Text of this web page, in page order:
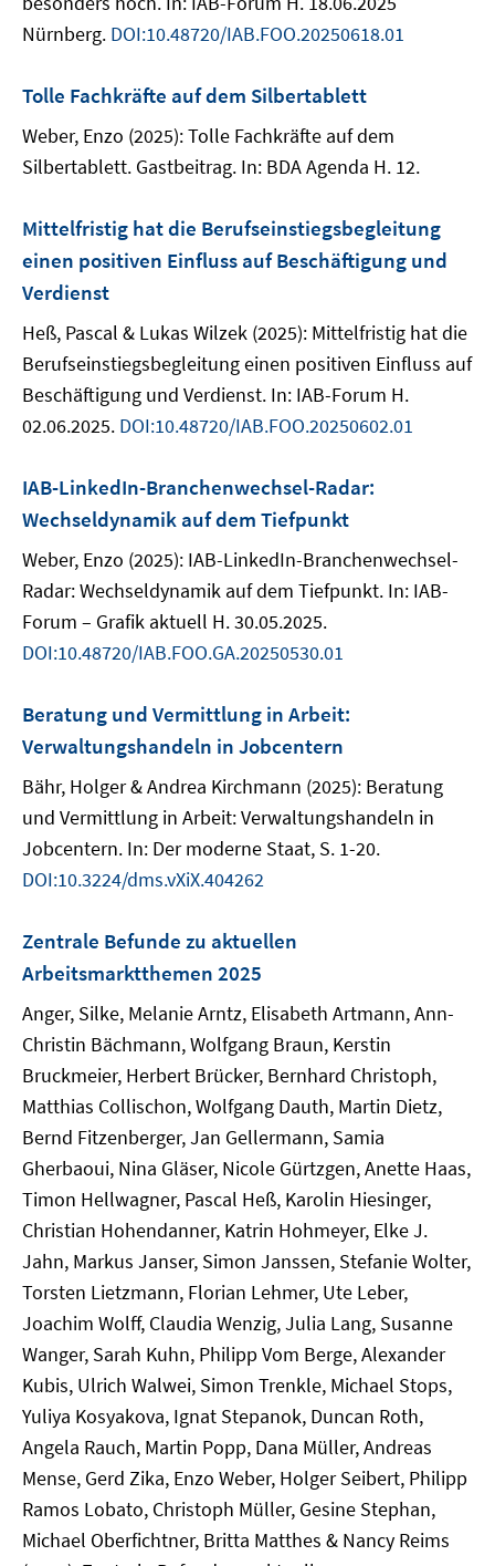
Nürnberg. DOI:10.48720/IAB.FOO.20250618.01
Tolle Fachkräfte auf dem Silbertablett
Weber, Enzo (2025): Tolle Fachkräfte auf dem
Silbertablett. Gastbeitrag. In: BDA Agenda H. 12.
Mittelfristig hat die Berufseinstiegsbegleitung
einen positiven Einfluss auf Beschäftigung und
Verdienst
Heß, Pascal & Lukas Wilzek (2025): Mittelfristig hat die
Berufseinstiegsbegleitung einen positiven Einfluss auf
Beschäftigung und Verdienst. In: IAB-Forum H.
02.06.2025. DOI:10.48720/IAB.FOO.20250602.01
IAB-LinkedIn-Branchenwechsel-Radar:
Wechseldynamik auf dem Tiefpunkt
Weber, Enzo (2025): IAB-LinkedIn-Branchenwechsel-
Radar: Wechseldynamik auf dem Tiefpunkt. In: IAB-
Forum – Grafik aktuell H. 30.05.2025.
DOI:10.48720/IAB.FOO.GA.20250530.01
Beratung und Vermittlung in Arbeit:
Verwaltungshandeln in Jobcentern
Bähr, Holger & Andrea Kirchmann (2025): Beratung
und Vermittlung in Arbeit: Verwaltungshandeln in
Jobcentern. In: Der moderne Staat, S. 1-20.
DOI:10.3224/dms.vXiX.404262
Zentrale Befunde zu aktuellen
Arbeitsmarktthemen 2025
Anger, Silke, Melanie Arntz, Elisabeth Artmann, Ann-
Christin Bächmann, Wolfgang Braun, Kerstin
Bruckmeier, Herbert Brücker, Bernhard Christoph,
Matthias Collischon, Wolfgang Dauth, Martin Dietz,
Bernd Fitzenberger, Jan Gellermann, Samia
Gherbaoui, Nina Gläser, Nicole Gürtzgen, Anette Haas,
Timon Hellwagner, Pascal Heß, Karolin Hiesinger,
Christian Hohendanner, Katrin Hohmeyer, Elke J.
Jahn, Markus Janser, Simon Janssen, Stefanie Wolter,
Torsten Lietzmann, Florian Lehmer, Ute Leber,
Joachim Wolff, Claudia Wenzig, Julia Lang, Susanne
Wanger, Sarah Kuhn, Philipp Vom Berge, Alexander
Kubis, Ulrich Walwei, Simon Trenkle, Michael Stops,
Yuliya Kosyakova, Ignat Stepanok, Duncan Roth,
Angela Rauch, Martin Popp, Dana Müller, Andreas
Mense, Gerd Zika, Enzo Weber, Holger Seibert, Philipp
Ramos Lobato, Christoph Müller, Gesine Stephan,
Michael Oberfichtner, Britta Matthes & Nancy Reims